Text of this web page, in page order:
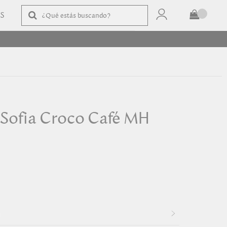
Croco Café MH